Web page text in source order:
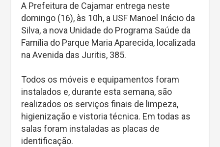
A Prefeitura de Cajamar entrega neste
domingo (16), às 10h, a USF Manoel Inácio da
Silva, a nova Unidade do Programa Saúde da
Família do Parque Maria Aparecida, localizada
na Avenida das Juritis, 385.
Todos os móveis e equipamentos foram
instalados e, durante esta semana, são
realizados os serviços finais de limpeza,
higienização e vistoria técnica. Em todas as
salas foram instaladas as placas de
identificação.